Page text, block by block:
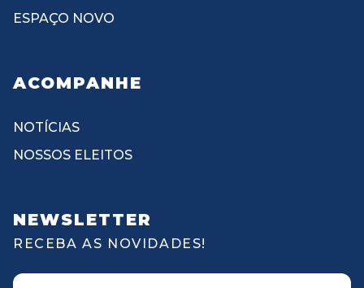
ESPAÇO NOVO
ACOMPANHE
NOTÍCIAS
NOSSOS ELEITOS
NEWSLETTER
RECEBA AS NOVIDADES!